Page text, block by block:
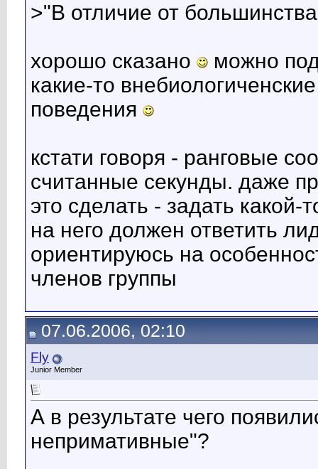
>"В отличие от
хорошо сказано
можно
какие-то
поведения
кстати говоря - ранговые
считанные секунды. даже
это сделать - задать
на него должен ответить
ориентируюсь на
членов группы
07.06.2006, 02:10
Fly
Junior Member
А в результате чего
непримативные"?